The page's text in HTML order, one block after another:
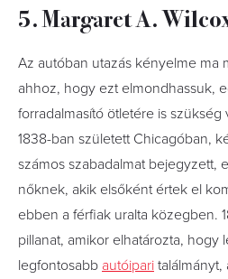
5. Margaret A.
Az autóban utazás kényelme ma
ahhoz, hogy ezt elmondhassuk,
forradalmasító ötletére is szükség
1838-ban született Chicagóban,
számos szabadalmat bejegyzett,
nőknek, akik elsőként értek el
ebben a férfiak uralta közegben.
pillanat, amikor elhatározta, hogy
legfontosabb autóipari találmányt,